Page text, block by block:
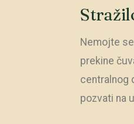
Nemojte
prekine
centralnog
pozvati na